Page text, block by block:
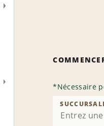
*Nécessaire